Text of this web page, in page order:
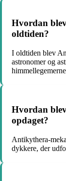
Hvordan
oldtiden?
I oldtiden blev
astronomer og
Hvordan
opdaget?
Antikythera-
dykkere, der